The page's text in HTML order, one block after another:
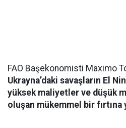
FAO Başekonomisti Maximo
Ukrayna’daki savaşların El
yüksek maliyetler ve düşük
oluşan mükemmel bir fırtına